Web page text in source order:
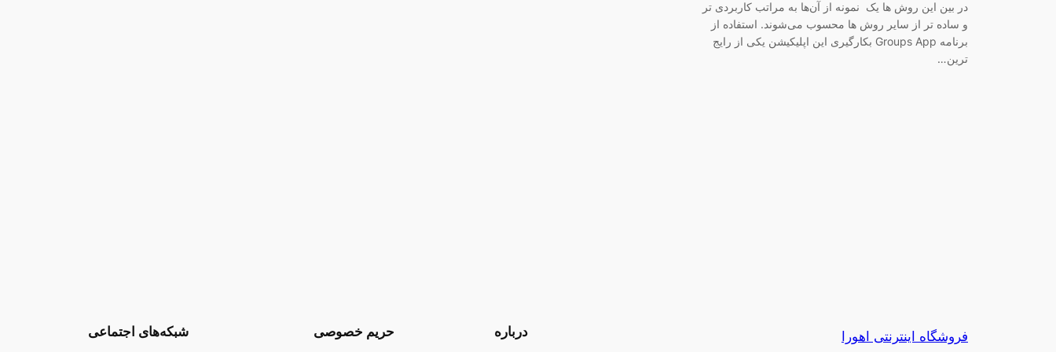
در بین این روش ها یک نمونه از آن‌ها به مراتب کاربردی تر
و ساده تر از سایر روش ها محسوب می‌شوند. استفاده از
برنامه Groups App بکارگیری این اپلیکیشن یکی از رایج
ترین…
فروشگاه اینترنتی اهورا درباره حریم خصوصی شبکه‌های اجتماعی